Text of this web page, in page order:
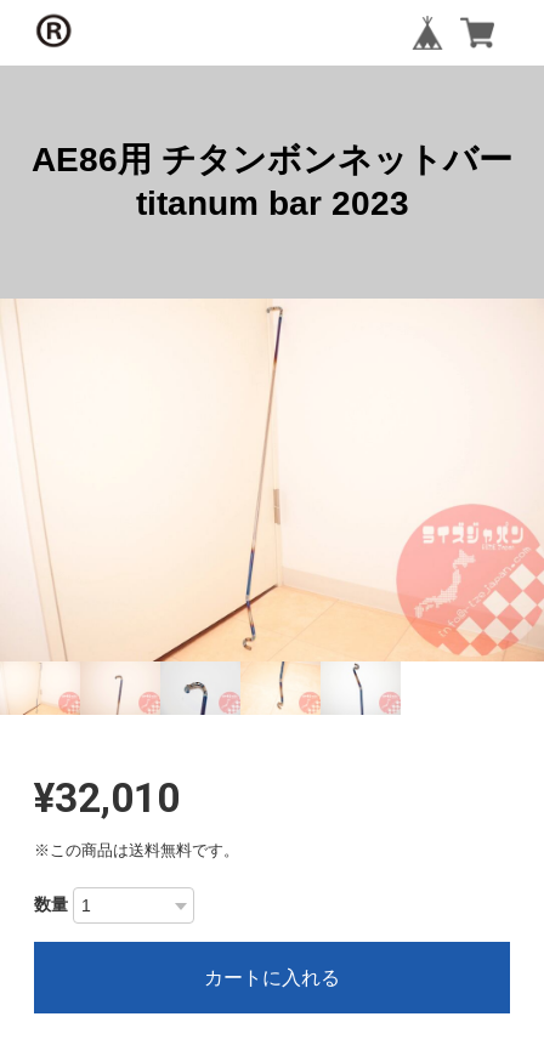
AE86用 チタンボンネットバー
titanum bar 2023
¥32,010
※この商品は送料無料です。
数量
カートに入れる